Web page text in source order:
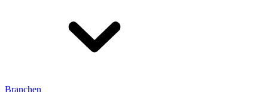
Branchen